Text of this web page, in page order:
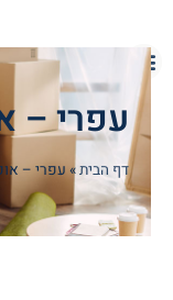
עפרי –
דף הבית»עפרי –